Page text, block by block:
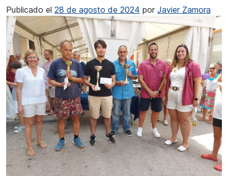
Publicado el 28 de agosto de 2024 por Javier Zamora